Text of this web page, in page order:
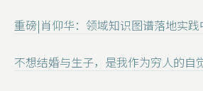
重磅|肖仰华：领域知识图谱落地实
不想结婚与生子，是我作为穷人的自